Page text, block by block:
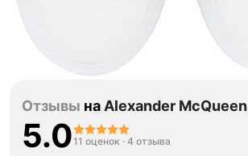
Отзывы на Alexander McQueen
5.011 оценок · 4 отзыва